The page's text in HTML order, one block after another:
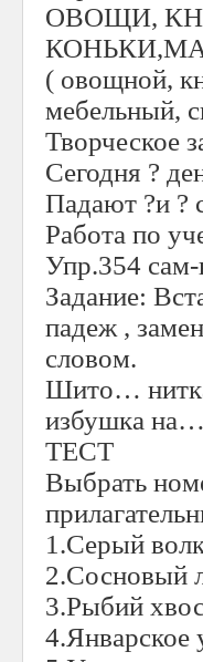
ОВОЩИ,
( овощной,
мебельный,
Творческое
Сегодня ?
Падают ?и ?
Работа по
Упр.354
Задание:
падеж ,
словом.
Шито…
избушка
ТЕСТ
Выбрать
1.Серый
2.Сосновый
3.Рыбий
4.Январское